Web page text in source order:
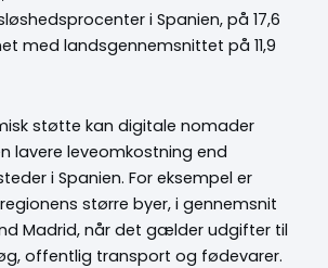
i Spanien, på 17,6
med landsgennemsnittet på 11,9
støtte kan digitale nomader
lavere leveomkostning end
i Spanien. For eksempel er
større byer, i gennemsnit
Madrid, når det gælder udgifter til
offentlig transport og fødevarer.